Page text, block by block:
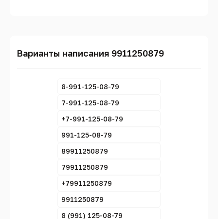
Варианты написания 9911250879
8-991-125-08-79
7-991-125-08-79
+7-991-125-08-79
991-125-08-79
89911250879
79911250879
+79911250879
9911250879
8 (991) 125-08-79